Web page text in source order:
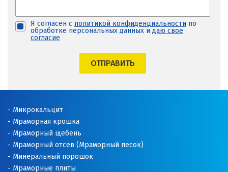
Я согласен с политикой конфиденциальности по
обработке персональных данных и даю свое
согласие
ОТПРАВИТЬ
Микрокальцит
Мраморная крошка
Мраморный щебень
Мраморный отсев (Мраморный песок)
Минеральный порошок
Мраморные плиты